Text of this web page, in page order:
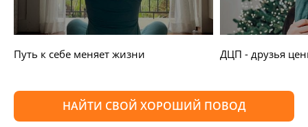
Путь к себе меняет жизни ДЦП - друзья
НАЙТИ СВОЙ ХОРОШИЙ ПОВОД